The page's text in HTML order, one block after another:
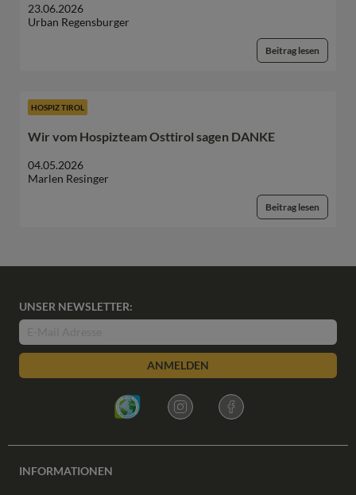
23.06.2026
Urban Regensburger
Beitrag lesen
HOSPIZ TIROL
Wir vom Hospizteam Osttirol sagen DANKE
04.05.2026
Marlen Resinger
Beitrag lesen
UNSER NEWSLETTER:
ANMELDEN
INFORMATIONEN